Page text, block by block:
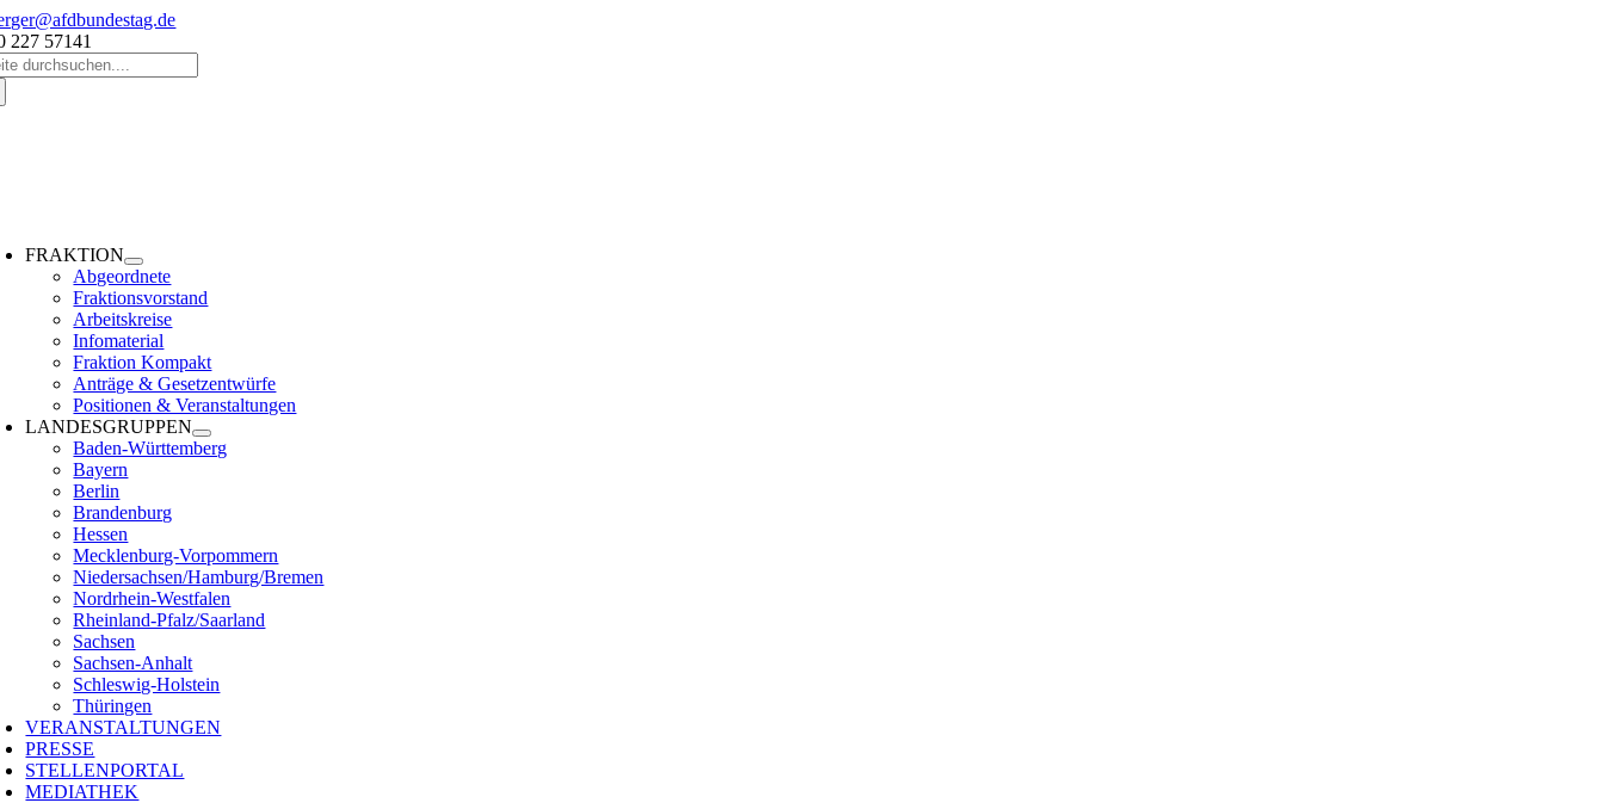
Zum
Inhalt
springen
227 57141
FRAKTION
Abgeordnete
Fraktionsvorstand
Arbeitskreise
Infomaterial
Fraktion Kompakt
Anträge & Gesetzentwürfe
Positionen & Veranstaltungen
LANDESGRUPPEN
Baden-Württemberg
Bayern
Berlin
Brandenburg
Hessen
Mecklenburg-Vorpommern
Niedersachsen/Hamburg/Bremen
Nordrhein-Westfalen
Rheinland-Pfalz/Saarland
Sachsen
Sachsen-Anhalt
Schleswig-Holstein
Thüringen
VERANSTALTUNGEN
PRESSE
STELLENPORTAL
MEDIATHEK